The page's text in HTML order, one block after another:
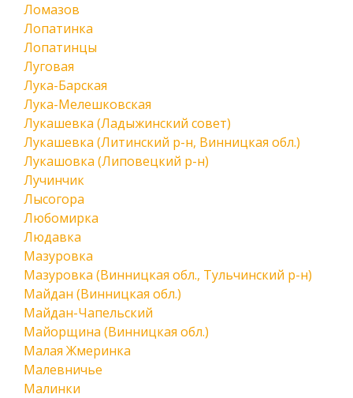
Ломазов
Лопатинка
Лопатинцы
Луговая
Лука-Барская
Лука-Мелешковская
Лукашевка (Ладыжинский совет)
Лукашевка (Литинский р-н, Винницкая обл.)
Лукашовка (Липовецкий р-н)
Лучинчик
Лысогора
Любомирка
Людавка
Мазуровка
Мазуровка (Винницкая обл., Тульчинский р-н)
Майдан (Винницкая обл.)
Майдан-Чапельский
Майорщина (Винницкая обл.)
Малая Жмеринка
Малевничье
Малинки